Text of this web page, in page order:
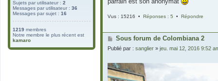
Vus : 15216 • Réponses : 5 • Répondre
Sous forum de Colombiana 2
Publié par : sanglier » jeu. mai 12, 2016 9:52
Sujets par utilisateur : 2
Messages par utilisateur : 36
Messages par sujet : 16
1219 membres
Notre membre le plus récent est
kamaro